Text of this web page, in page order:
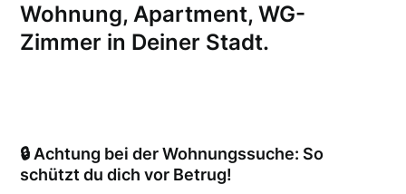
Wohnung, Apartment, WG-
Zimmer in Deiner Stadt.
🔒 Achtung bei der Wohnungssuche: So
schützt du dich vor Betrug!